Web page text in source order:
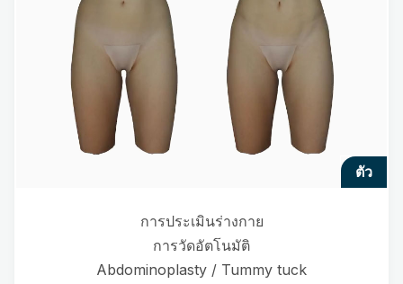
ตัว
การประเมินร่างกาย
การวัดอัตโนมัติ
Abdominoplasty / Tummy tuck